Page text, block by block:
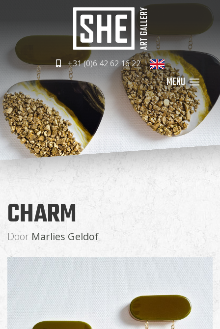
+31 (0)6 42 62 16 22
CHARM
Door Marlies Geldof